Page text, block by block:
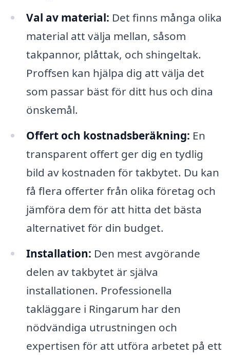
Val av material: Det finns många olika
material att välja mellan, såsom
takpannor, plåttak, och shingeltak.
Proffsen kan hjälpa dig att välja det
som passar bäst för ditt hus och dina
önskemål.
Offert och kostnadsberäkning: En
transparent offert ger dig en tydlig
bild av kostnaden för takbytet. Du kan
få flera offerter från olika företag och
jämföra dem för att hitta det bästa
alternativet för din budget.
Installation: Den mest avgörande
delen av takbytet är själva
installationen. Professionella
takläggare i Ringarum har den
nödvändiga utrustningen och
expertisen för att utföra arbetet på ett